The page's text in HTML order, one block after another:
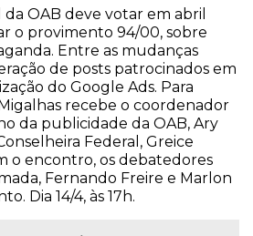
OAB deve votar em abril
o provimento 94/00, sobre
Entre as mudanças
de posts patrocinados em
do Google Ads. Para
recebe o coordenador
da publicidade da OAB, Ary
Federal, Greice
o encontro, os debatedores
Fernando Freire e Marlon
Dia 14/4, às 17h.